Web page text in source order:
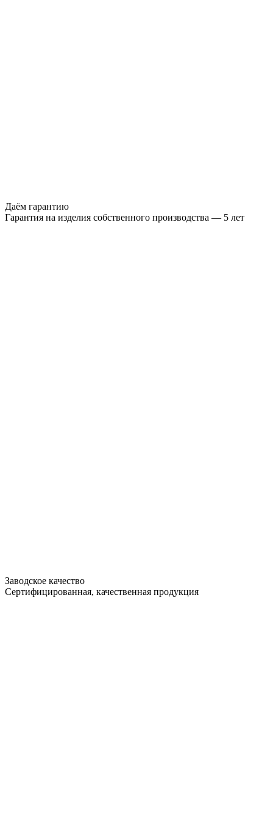
Даём гарантию
Гарантия на изделия собственного производства — 5 лет
Заводское качество
Сертифицированная, качественная продукция